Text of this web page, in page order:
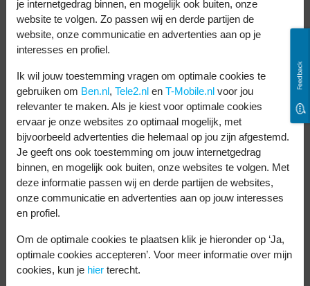
geselecteerd voor je Mac.
Dark mode instellen op je pc
Je kunt ook de donkere modus instellen op
je pc. Dat gaat als volgt:
Klik op de Startknop in de taakbalk.
Ga naar ‘Instellingen’.
Kies voor ‘Personalisatie’.
Klik op ‘Kleuren’.
Kies hier voor ‘Dark’.
Je hebt de dark mode ingesteld voor je
pc.
Feedback
je internetgedrag binnen, en mogelijk ook buiten, onze
website te volgen. Zo passen wij en derde partijen de
website, onze communicatie en advertenties aan op je
interesses en profiel.
Ik wil jouw toestemming vragen om optimale cookies te
gebruiken om Ben.nl, Tele2.nl en T-Mobile.nl voor jou
relevanter te maken. Als je kiest voor optimale cookies
ervaar je onze websites zo optimaal mogelijk, met
bijvoorbeeld advertenties die helemaal op jou zijn afgestemd.
Je geeft ons ook toestemming om jouw internetgedrag
binnen, en mogelijk ook buiten, onze websites te volgen. Met
deze informatie passen wij en derde partijen de websites,
onze communicatie en advertenties aan op jouw interesses
en profiel.
Om de optimale cookies te plaatsen klik je hieronder op ‘Ja,
optimale cookies accepteren’. Voor meer informatie over mijn
cookies, kun je hier terecht.